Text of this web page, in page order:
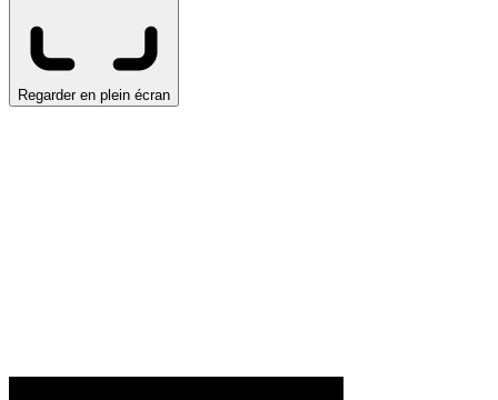
Regarder en plein écran